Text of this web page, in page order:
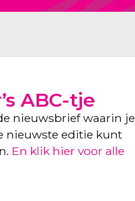
ABC-tje
nieuwsbrief waarin je
nieuwste editie kunt
En klik hier voor alle